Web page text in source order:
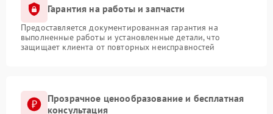
Гарантия на работы и запчасти
Предоставляется документированная гарантия на
выполненные работы и установленные детали, что
защищает клиента от повторных неисправностей
Прозрачное ценообразование и бесплатная
консультация